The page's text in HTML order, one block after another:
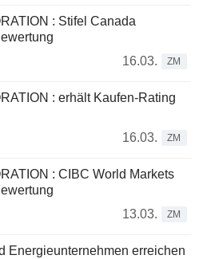
: Stifel Canada
16.03.
ZM
: erhält Kaufen-Rating
16.03.
ZM
: CIBC World Markets
13.03.
ZM
Energieunternehmen erreichen